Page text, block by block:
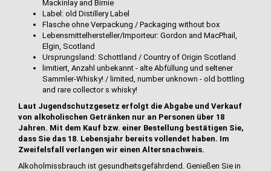
Mackinlay and Birnie
Label: old Distillery Label
Flasche ohne Verpackung / Packaging without box
Lebensmittelhersteller/Importeur: Gordon and MacPhail,
Elgin, Scotland
Ursprungsland: Schottland / Country of Origin Scotland
limitiert, Anzahl unbekannt - alte Abfüllung und seltener
Sammler-Whisky! / limited, number unknown - old bottling
and rare collector s whisky!
Laut Jugendschutzgesetz erfolgt die Abgabe und Verkauf
von alkoholischen Getränken nur an Personen über 18
Jahren. Mit dem Kauf bzw. einer Bestellung bestätigen Sie,
dass Sie das 18. Lebensjahr bereits vollendet haben. Im
Zweifelsfall verlangen wir einen Altersnachweis.
Alkoholmissbrauch ist gesundheitsgefährdend. Genießen Sie in